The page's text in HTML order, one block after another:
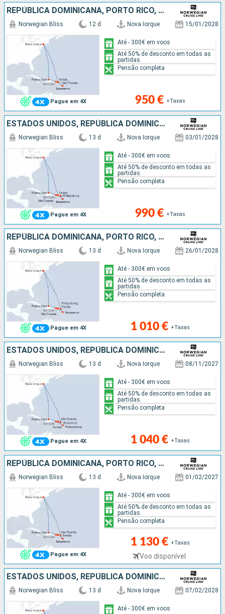
REPÚBLICA DOMINICANA, PORTO RICO, GUADALUPE, TORTOLA, SÃO TOMÁS, ESTADOS UNIDOS
Pague em 4X
Norwegian Bliss 12 d Nova Iorque 15/01/2028
950 € +Taxas
Até - 300€ em voos
Até 50% de desconto em todas as
partidas.
Pensão completa
ESTADOS UNIDOS, REPÚBLICA DOMINICANA, PORTO RICO, SÃO MARTINHO, GUADALUPE, TORTOLA, SÃO TOMÁS
Pague em 4X
Norwegian Bliss 13 d Nova Iorque 03/01/2028
990 € +Taxas
Até - 300€ em voos
Até 50% de desconto em todas as
partidas.
Pensão completa
REPÚBLICA DOMINICANA, PORTO RICO, TORTOLA, SÃO TOMÁS, GUADALUPE, SÃO MARTINHO, ESTADOS UNIDOS
Pague em 4X
Norwegian Bliss 13 d Nova Iorque 26/01/2028
1 010 € +Taxas
Até - 300€ em voos
Até 50% de desconto em todas as
partidas.
Pensão completa
ESTADOS UNIDOS, REPÚBLICA DOMINICANA, PORTO RICO, GUADALUPE, SÃO TOMÁS, TORTOLA, SÃO MARTINHO
Pague em 4X
Norwegian Bliss 13 d Nova Iorque 08/11/2027
1 040 € +Taxas
Até - 300€ em voos
Até 50% de desconto em todas as
partidas.
Pensão completa
REPÚBLICA DOMINICANA, PORTO RICO, SÃO TOMÁS, TORTOLA, GUADALUPE, SÃO MARTINHO, ESTADOS UNIDOS
Pague em 4X
Norwegian Bliss 13 d Nova Iorque 01/02/2027
1 130 € +Taxas
Voo disponível
Até - 300€ em voos
Até 50% de desconto em todas as
partidas.
Pensão completa
ESTADOS UNIDOS, REPÚBLICA DOMINICANA, PORTO RICO, TORTOLA, GUADALUPE, SÃO MARTINHO, SÃO TOMÁS
Norwegian Bliss 13 d Nova Iorque 07/02/2028
Até - 300€ em voos